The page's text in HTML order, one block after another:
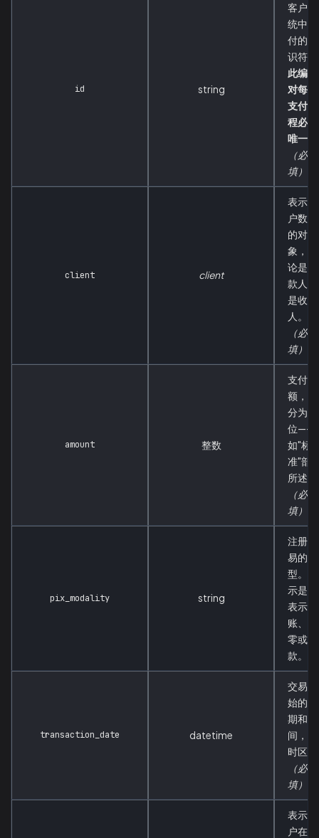
id string
客户系
统中支
付的标
识符。
此编号
对每个
支付流
程必须
唯一
（必
填）
client client
表示客
户数据
的对
象，无
论是付
款人还
是收款
人。
（必
填）
amount 整数
支付金
额，以
分为单
位——
如"标
准"部
所述。
（必
填）
pix_modality string
注册交
易的类
型。指
示是否
表示转
账、找
零或取
款。
transaction_date datetime
交易开
始的日
期和时
间，含
时区。
（必
填）
表示客
户在交